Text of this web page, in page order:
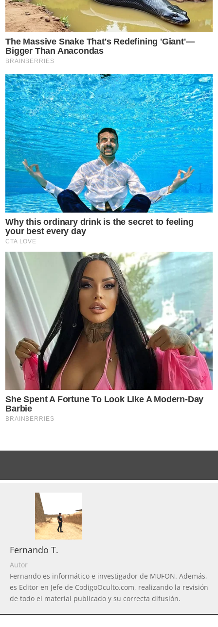
Fernando T.
Autor
Fernando es informático e investigador de MUFON. Además,
es Editor en Jefe de CodigoOculto.com, realizando la revisión
de todo el material publicado y su correcta difusión.